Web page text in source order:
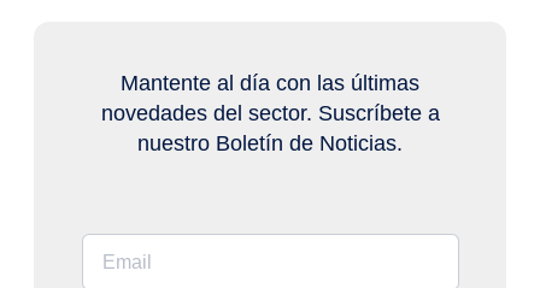
Mantente al día con las últimas
novedades del sector. Suscríbete a
nuestro Boletín de Noticias.